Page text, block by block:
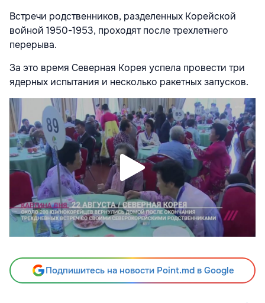
Встречи родственников, разделенных Корейской
войной 1950-1953, проходят после трехлетнего
перерыва.
За это время Северная Корея успела провести три
ядерных испытания и несколько ракетных запусков.
Подпишитесь на новости Point.md в Google